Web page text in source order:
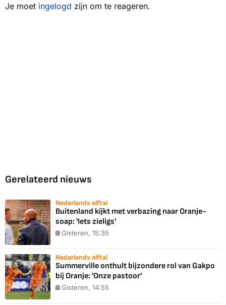
Je moet ingelogd zijn om te reageren.
Gerelateerd nieuws
Nederlands elftal
Buitenland kijkt met verbazing naar Oranje-
soap: 'Iets zieligs'
Gisteren, 15:35
Nederlands elftal
Summerville onthult bijzondere rol van Gakpo
bij Oranje: 'Onze pastoor'
Gisteren, 14:55